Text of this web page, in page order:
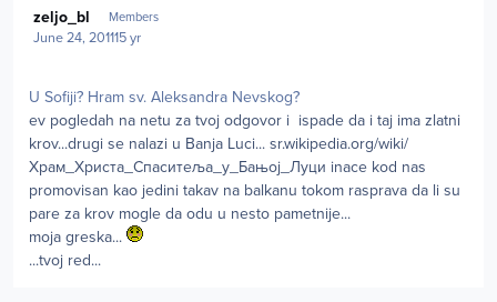
zeljo_bl Members
June 24, 201115 yr
U Sofiji? Hram sv. Aleksandra Nevskog?
ev pogledah na netu za tvoj odgovor i ispade da i taj ima zlatni
krov...drugi se nalazi u Banja Luci... sr.wikipedia.org/wiki/
Храм_Христа_Спаситеља_у_Бањој_Луци inace kod nas
promovisan kao jedini takav na balkanu tokom rasprava da li su
pare za krov mogle da odu u nesto pametnije...
moja greska...
...tvoj red...